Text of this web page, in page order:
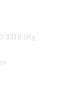
3318 6Kg